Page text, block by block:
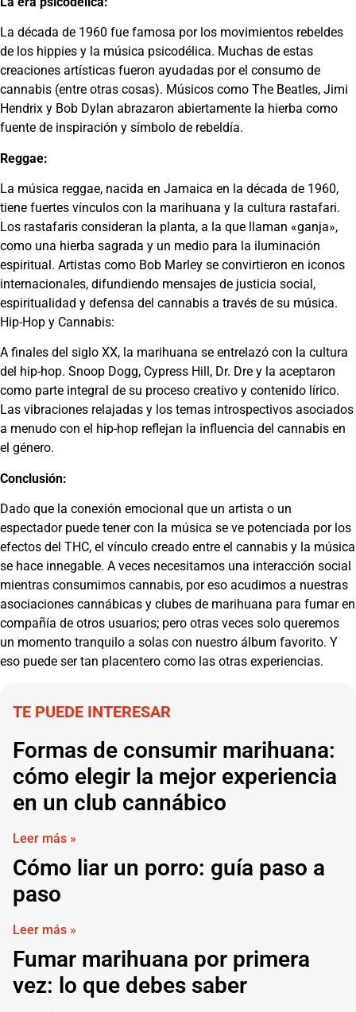
La década de 1960 fue famosa por los movimientos rebeldes
de los hippies y la música psicodélica. Muchas de estas
creaciones artísticas fueron ayudadas por el consumo de
cannabis (entre otras cosas). Músicos como The Beatles, Jimi
Hendrix y Bob Dylan abrazaron abiertamente la hierba como
fuente de inspiración y símbolo de rebeldía.
Reggae:
La música reggae, nacida en Jamaica en la década de 1960,
tiene fuertes vínculos con la marihuana y la cultura rastafari.
Los rastafaris consideran la planta, a la que llaman «ganja»,
como una hierba sagrada y un medio para la iluminación
espiritual. Artistas como Bob Marley se convirtieron en iconos
internacionales, difundiendo mensajes de justicia social,
espiritualidad y defensa del cannabis a través de su música.
Hip-Hop y Cannabis:
A finales del siglo XX, la marihuana se entrelazó con la cultura
del hip-hop. Snoop Dogg, Cypress Hill, Dr. Dre y la aceptaron
como parte integral de su proceso creativo y contenido lírico.
Las vibraciones relajadas y los temas introspectivos asociados
a menudo con el hip-hop reflejan la influencia del cannabis en
el género.
Conclusión:
Dado que la conexión emocional que un artista o un
espectador puede tener con la música se ve potenciada por los
efectos del THC, el vínculo creado entre el cannabis y la música
se hace innegable. A veces necesitamos una interacción social
mientras consumimos cannabis, por eso acudimos a nuestras
asociaciones cannábicas y clubes de marihuana para fumar en
compañía de otros usuarios; pero otras veces solo queremos
un momento tranquilo a solas con nuestro álbum favorito. Y
eso puede ser tan placentero como las otras experiencias.
TE PUEDE INTERESAR
Formas de consumir marihuana:
cómo elegir la mejor experiencia
en un club cannábico
Leer más »
Cómo liar un porro: guía paso a
paso
Leer más »
Fumar marihuana por primera
vez: lo que debes saber